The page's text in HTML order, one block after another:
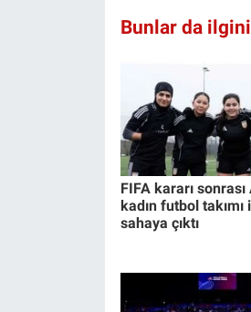
Bunlar da
FIFA kararı
kadın futbol
sahaya çıktı
Canlı Yayın